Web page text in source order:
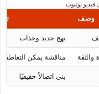
فيديو يوتيوب
وصف
نهج جديد وجذاب
والثقة مناقشة يمكن التعاطف
بنى اتصالاً حقيقيًا